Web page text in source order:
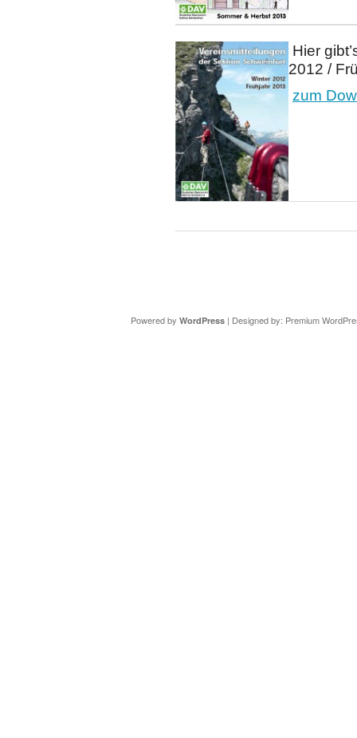
Hier
2012 /
zum
Powered by WordPress| Designed by: Premium